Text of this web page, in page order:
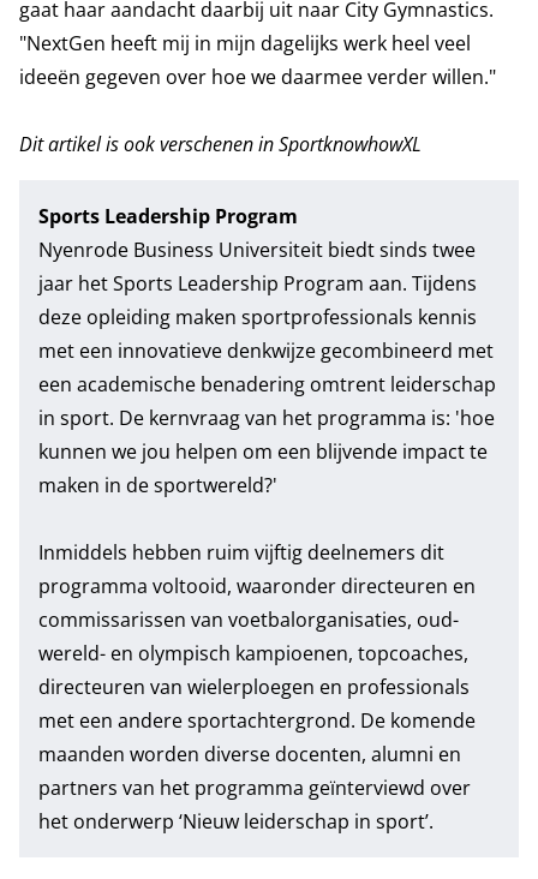
gaat haar aandacht daarbij uit naar City Gymnastics.
"NextGen heeft mij in mijn dagelijks werk heel veel
ideeën gegeven over hoe we daarmee verder willen."
Dit artikel is ook verschenen inSportknowhowXL
Sports Leadership Program
Nyenrode Business Universiteit biedt sinds twee
jaar het Sports Leadership Program aan. Tijdens
deze opleiding maken sportprofessionals kennis
met een innovatieve denkwijze gecombineerd met
een academische benadering omtrent leiderschap
in sport. De kernvraag van het programma is: 'hoe
kunnen we jou helpen om een blijvende impact te
maken in de sportwereld?'
Inmiddels hebben ruim vijftig deelnemers dit
programma voltooid, waaronder directeuren en
commissarissen van voetbalorganisaties, oud-
wereld- en olympisch kampioenen, topcoaches,
directeuren van wielerploegen en professionals
met een andere sportachtergrond. De komende
maanden worden diverse docenten, alumni en
partners van het programma geïnterviewd over
het onderwerp ‘Nieuw leiderschap in sport’.